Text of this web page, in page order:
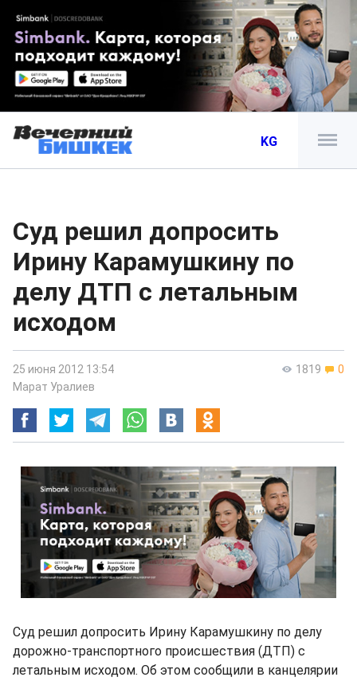
KG
Суд решил допросить
Ирину Карамушкину по
делу ДТП с летальным
исходом
1819 0
25 июня 2012 13:54
Марат Уралиев
Суд решил допросить Ирину Карамушкину по делу
дорожно-транспортного происшествия (ДТП) с
летальным исходом. Об этом сообщили в канцелярии